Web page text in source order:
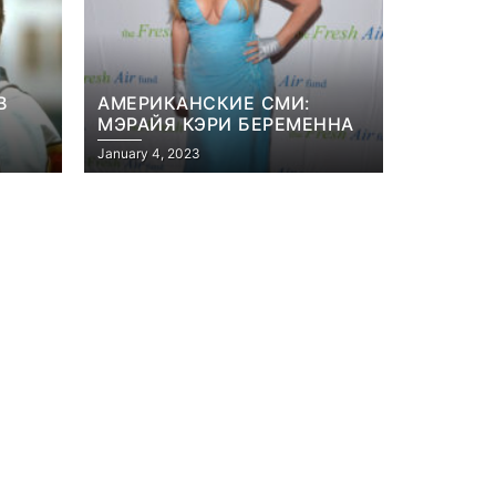
АМЕРИКАНСКИЕ СМИ:
МЭРАЙЯ КЭРИ БЕРЕМЕННА
January 4, 2023